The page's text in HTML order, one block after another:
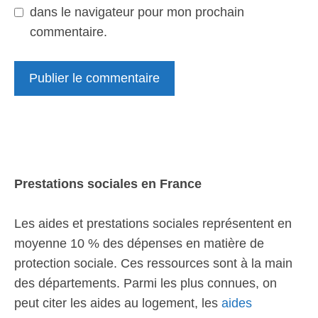
dans le navigateur pour mon prochain
commentaire.
Prestations sociales en France
Les aides et prestations sociales représentent en
moyenne 10 % des dépenses en matière de
protection sociale. Ces ressources sont à la main
des départements. Parmi les plus connues, on
peut citer les aides au logement, les aides